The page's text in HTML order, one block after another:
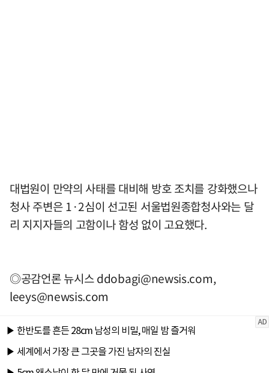
대법원이 만약의 사태를 대비해 방호 조치를 강화했으나
청사 주변은 1·2심이 선고된 서울법원종합청사와는 달
리 지지자들의 고함이나 함성 없이 고요했다.
◎공감언론 뉴시스ddobagi@newsis.com,
leeys@newsis.com